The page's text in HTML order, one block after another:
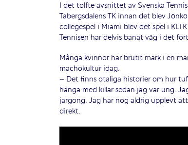
I det tolfte avsnittet av Svenska
Tabergsdalens TK innan det blev
collegespel i Miami blev det spel i
Tennisen har delvis banat väg i det
Många kvinnor har brutit mark i en
machokultur idag.
– Det finns otaliga historier om hur
hänga med killar sedan jag var ung.
jargong. Jag har nog aldrig upplevt
direkt.